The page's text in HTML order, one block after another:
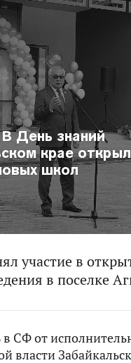
День знаний
крае
школ
участие в
в поселке
в СФ от
власти